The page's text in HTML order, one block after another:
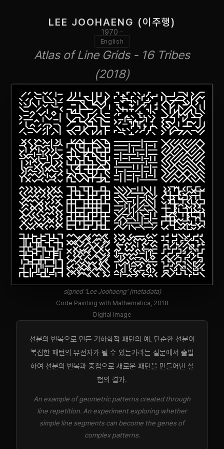
LEE JOOHAENG (이주행)
1970 -
English
Atlas of Line Grids - 16 Tribes
(2018)
signed 'Lee Joohaeng' (metadata)
Code Painting with Mathematica, 2018
Digital Image
선분의 반복으로 만든 기하학적 패턴의 예. 단순한 선분이
복잡한 패턴의 유전자가 될 수 있는가라는 질문에서 출발
하여 선분의 반복과 중첩으로 새로운 패턴을 만들어낸 실
험의 결과.
An example of geometric patterns created through
line repetition. An experiment exploring whether
simple line segments can become the genes of
complex patterns.